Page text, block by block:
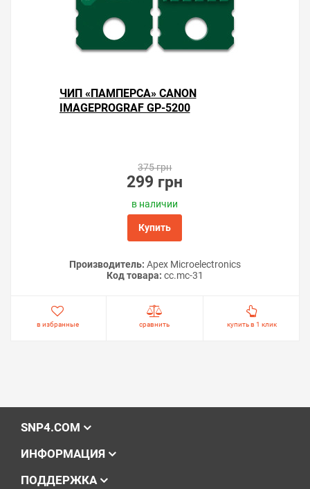
ЧИП «ПАМПЕРСА» CANON
IMAGEPROGRAF GP-5200
375 грн
299 грн
в наличии
Купить
Производитель: Apex Microelectronics
Код товара: cc.mc-31
в избранные сравнить купить в 1 клик
SNP4.COM
ИНФОРМАЦИЯ
ПОДДЕРЖКА